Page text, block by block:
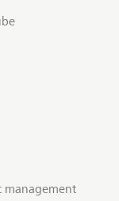
management